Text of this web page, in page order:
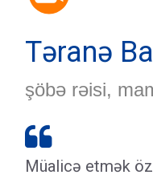
Təranə
şöbə rəisi,

Müalicə etmək